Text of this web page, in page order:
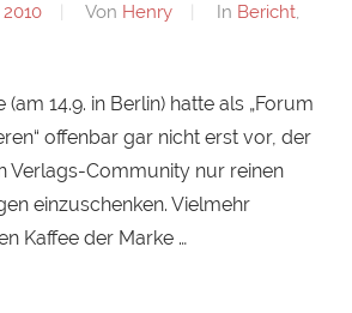
Von Henry In Bericht,
(am 14.9. in Berlin) hatte als „Forum
offenbar gar nicht erst vor, der
Verlags-Community nur reinen
einzuschenken. Vielmehr
Kaffee der Marke …